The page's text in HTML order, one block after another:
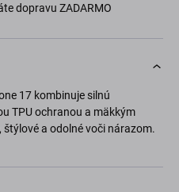
dopravu ZADARMO
17 kombinuje silnú
TPU ochranou a mäkkým
a odolné voči nárazom.